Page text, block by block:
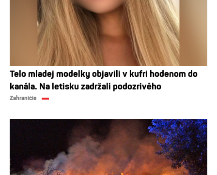
Telo mladej modelky objavili v kufri hodenom do
kanála. Na letisku zadržali podozrivého
Zahraničie